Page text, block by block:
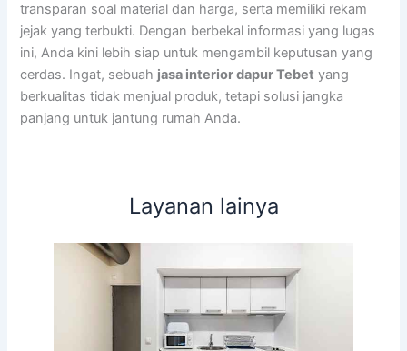
transparan soal material dan harga, serta memiliki rekam
jejak yang terbukti. Dengan berbekal informasi yang lugas
ini, Anda kini lebih siap untuk mengambil keputusan yang
cerdas. Ingat, sebuah jasa interior dapur Tebet yang
berkualitas tidak menjual produk, tetapi solusi jangka
panjang untuk jantung rumah Anda.
Layanan lainya